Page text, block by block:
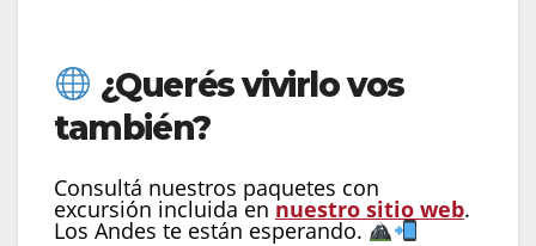
¿Querés vivirlo vos
también?
Consultá nuestros paquetes con
excursión incluida en nuestro sitio web.
Los Andes te están esperando.